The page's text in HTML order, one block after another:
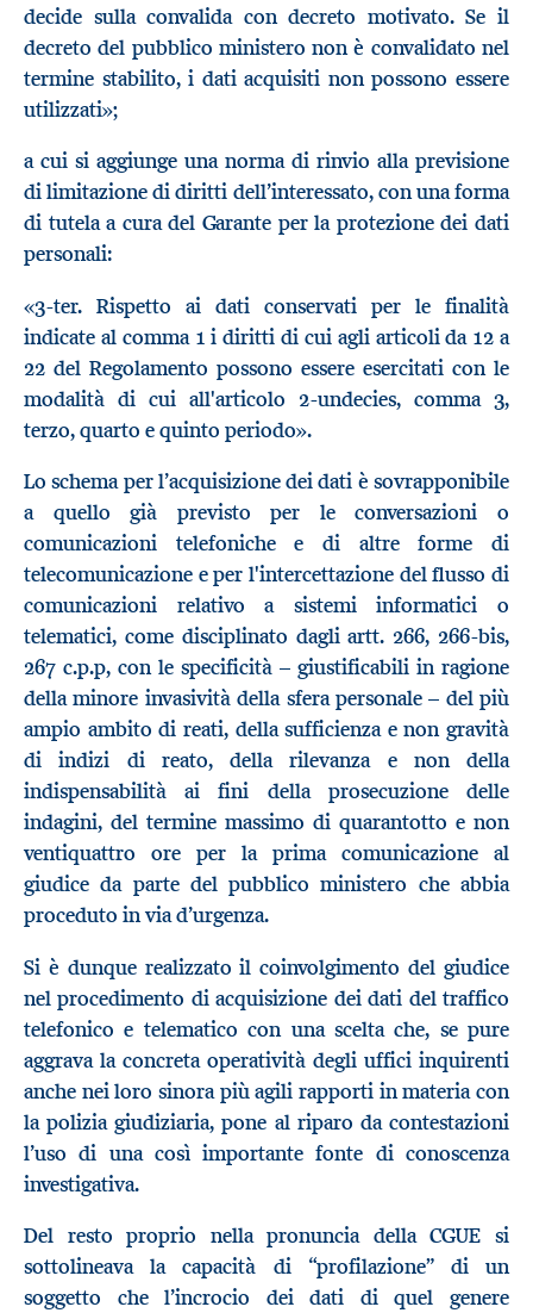
decide sulla convalida con decreto motivato. Se il
decreto del pubblico ministero non è convalidato nel
termine stabilito, i dati acquisiti non possono essere
utilizzati»;
a cui si aggiunge una norma di rinvio alla previsione
di limitazione di diritti dell’interessato, con una forma
di tutela a cura del Garante per la protezione dei dati
personali:
«3-ter. Rispetto ai dati conservati per le finalità
indicate al comma 1 i diritti di cui agli articoli da 12 a
22 del Regolamento possono essere esercitati con le
modalità di cui all'articolo 2-undecies, comma 3,
terzo, quarto e quinto periodo».
Lo schema per l’acquisizione dei dati è sovrapponibile
a quello già previsto per le conversazioni o
comunicazioni telefoniche e di altre forme di
telecomunicazione e per l'intercettazione del flusso di
comunicazioni relativo a sistemi informatici o
telematici, come disciplinato dagli artt. 266, 266-bis,
267 c.p.p, con le specificità – giustificabili in ragione
della minore invasività della sfera personale – del più
ampio ambito di reati, della sufficienza e non gravità
di indizi di reato, della rilevanza e non della
indispensabilità ai fini della prosecuzione delle
indagini, del termine massimo di quarantotto e non
ventiquattro ore per la prima comunicazione al
giudice da parte del pubblico ministero che abbia
proceduto in via d’urgenza.
Si è dunque realizzato il coinvolgimento del giudice
nel procedimento di acquisizione dei dati del traffico
telefonico e telematico con una scelta che, se pure
aggrava la concreta operatività degli uffici inquirenti
anche nei loro sinora più agili rapporti in materia con
la polizia giudiziaria, pone al riparo da contestazioni
l’uso di una così importante fonte di conoscenza
investigativa.
Del resto proprio nella pronuncia della CGUE si
sottolineava la capacità di “profilazione” di un
soggetto che l’incrocio dei dati di quel genere